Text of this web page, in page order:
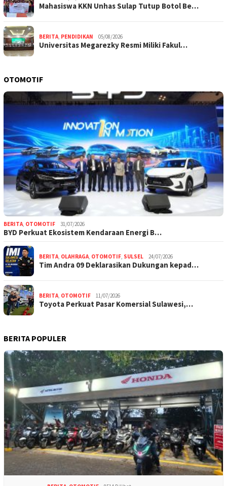
Mahasiswa KKN Unhas Sulap Tutup Botol Be…
BERITA, PENDIDIKAN 05/08/2026
Universitas Megarezky Resmi Miliki Fakul…
OTOMOTIF
BERITA, OTOMOTIF 31/07/2026
BYD Perkuat Ekosistem Kendaraan Energi B…
BERITA, OLAHRAGA, OTOMOTIF, SULSEL 24/07/2026
Tim Andra 09 Deklarasikan Dukungan kepad…
BERITA, OTOMOTIF 11/07/2026
Toyota Perkuat Pasar Komersial Sulawesi,…
BERITA POPULER